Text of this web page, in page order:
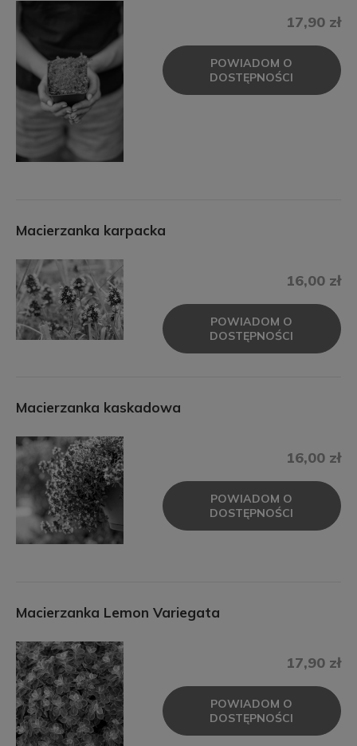
17,90 zł
POWIADOM O
DOSTĘPNOŚCI
Macierzanka karpacka
16,00 zł
POWIADOM O
DOSTĘPNOŚCI
Macierzanka kaskadowa
16,00 zł
POWIADOM O
DOSTĘPNOŚCI
Macierzanka Lemon Variegata
17,90 zł
POWIADOM O
DOSTĘPNOŚCI